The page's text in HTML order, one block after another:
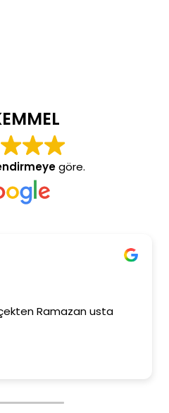
göre.
Ramazan usta